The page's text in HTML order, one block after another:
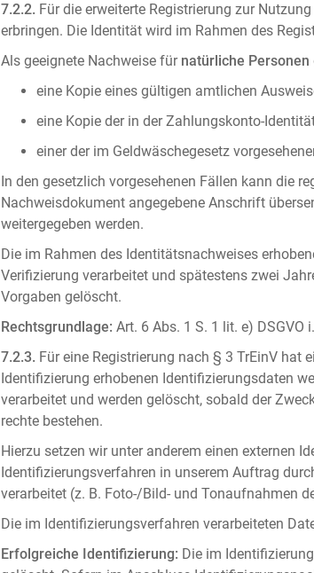
7.2.2. Für die erweiterte Registrierung zur
erbringen. Die Identität wird im Rahmen des
Als geeignete Nachweise für natürliche Personen
eine Kopie eines gültigen amtlichen
eine Kopie der in der Zahlungskonto-
einer der im Geldwäschegesetz
In den gesetzlich vorgesehenen Fällen kann die
Nachweisdokument angegebene Anschrift
weitergegeben werden.
Die im Rahmen des Identitätsnachweises
Verifizierung verarbeitet und spätestens zwei
Vorgaben gelöscht.
Rechtsgrundlage: Art. 6 Abs. 1 S. 1 lit. e) DSGVO
7.2.3. Für eine Registrierung nach § 3 TrEinV hat
Identifizierung erhobenen Identifizierungsdaten
verarbeitet und werden gelöscht, sobald der
rechte bestehen.
Hierzu setzen wir unter anderem einen externen
Identifizierungsverfahren in unserem Auftrag
verarbeitet (z. B. Foto-/Bild- und Tonaufnahmen
Die im Identifizierungsverfahren verarbeiteten
Erfolgreiche Identifizierung: Die im